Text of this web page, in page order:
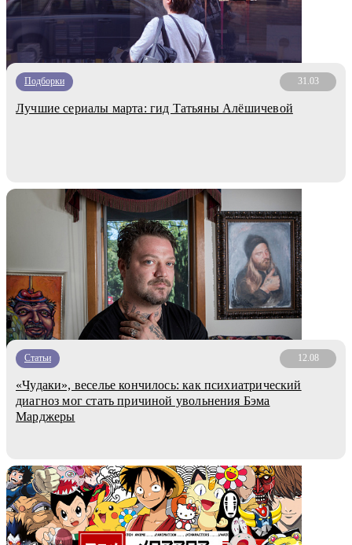
Подборки 31.03
Лучшие сериалы марта: гид Татьяны Алёшичевой
Статьи 12.08
«Чудаки», веселье кончилось: как психиатрический
диагноз мог стать причиной увольнения Бэма
Марджеры